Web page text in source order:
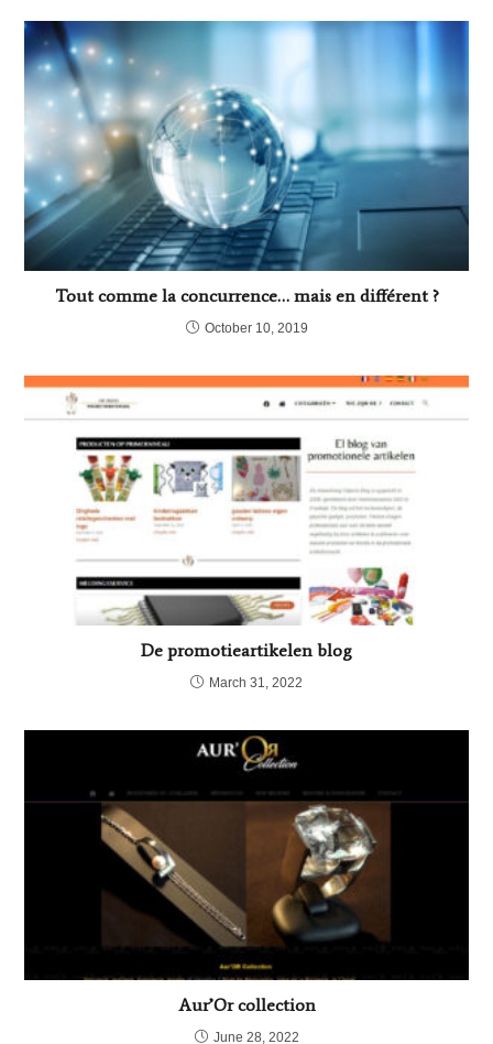
Tout comme la concurrence… mais en différent ?
October 10, 2019
De promotieartikelen blog
March 31, 2022
Aur’Or collection
June 28, 2022